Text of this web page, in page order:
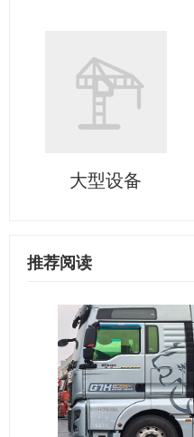
大型设备
推荐阅读